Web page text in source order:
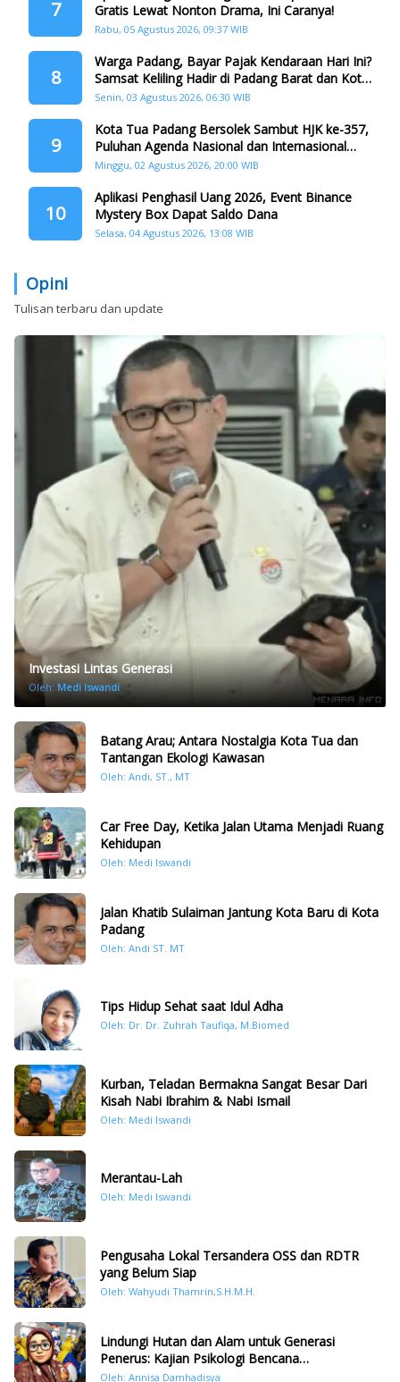
7
Gratis Lewat Nonton Drama, Ini Caranya!
Rabu, 05 Agustus 2026, 09:37 WIB
8
Warga Padang, Bayar Pajak Kendaraan Hari Ini?
Samsat Keliling Hadir di Padang Barat dan Koto
Tangah
Senin, 03 Agustus 2026, 06:30 WIB
9
Kota Tua Padang Bersolek Sambut HJK ke-357,
Puluhan Agenda Nasional dan Internasional
Siap Digelar
Minggu, 02 Agustus 2026, 20:00 WIB
10
Aplikasi Penghasil Uang 2026, Event Binance
Mystery Box Dapat Saldo Dana
Selasa, 04 Agustus 2026, 13:08 WIB
Opini
Tulisan terbaru dan update
Investasi Lintas Generasi
Oleh: Medi Iswandi
Batang Arau; Antara Nostalgia Kota Tua dan
Tantangan Ekologi Kawasan
Oleh: Andi, ST., MT
Car Free Day, Ketika Jalan Utama Menjadi Ruang
Kehidupan
Oleh: Medi Iswandi
Jalan Khatib Sulaiman Jantung Kota Baru di Kota
Padang
Oleh: Andi ST. MT
Tips Hidup Sehat saat Idul Adha
Oleh: Dr. Dr. Zuhrah Taufiqa, M.Biomed
Kurban, Teladan Bermakna Sangat Besar Dari
Kisah Nabi Ibrahim & Nabi Ismail
Oleh: Medi Iswandi
Merantau-Lah
Oleh: Medi Iswandi
Pengusaha Lokal Tersandera OSS dan RDTR
yang Belum Siap
Oleh: Wahyudi Thamrin,S.H.M.H.
Lindungi Hutan dan Alam untuk Generasi
Penerus: Kajian Psikologi Bencana
Hidrometeorologi di Sumatera Pasca Tragedi
Oleh: Annisa Damhadisya